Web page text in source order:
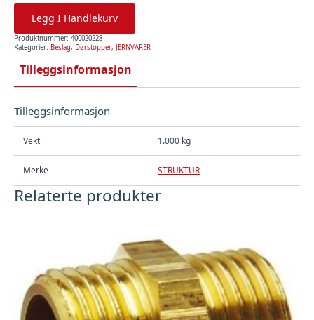
Legg I Handlekurv
Produktnummer: 400020228
Kategorier: Beslag, Dørstopper, JERNVARER
Tilleggsinformasjon
Tilleggsinformasjon
Vekt 1.000 kg
Merke STRUKTUR
Relaterte produkter